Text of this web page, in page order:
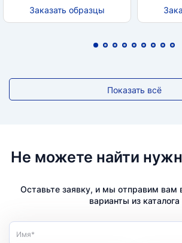
Заказать образцы
Показать всё
Не можете найти
Оставьте заявку, и мы отправим вам
варианты из каталога
Имя*